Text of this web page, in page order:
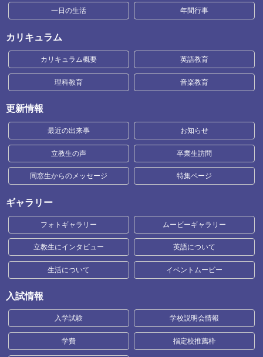
一日の生活 年間行事
カリキュラム
カリキュラム概要 英語教育
理科教育 音楽教育
更新情報
最近の出来事 お知らせ
立教生の声 卒業生訪問
同窓生からのメッセージ 特集ページ
ギャラリー
フォトギャラリー ムービーギャラリー
立教生にインタビュー 英語について
生活について イベントムービー
入試情報
入学試験 学校説明会情報
学費 指定校推薦枠